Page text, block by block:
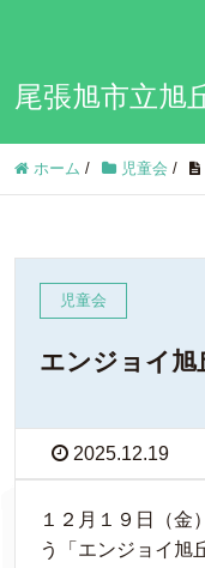
尾張旭市立旭
ホーム / 児童会 /
児童会
エンジョイ旭
2025.12.19
１２月１９日（金
う「エンジョイ旭